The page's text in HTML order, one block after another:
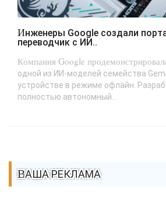
Инженеры Google создали портативный офлайн-
переводчик с ИИ..
Компания Google
одной из ИИ-моделей семейства
устройстве в режиме офлайн.
полностью автономный...
ВАША РЕКЛАМА